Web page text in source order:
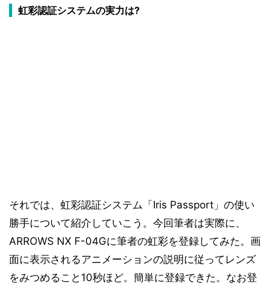
虹彩認証システムの実力は?
それでは、虹彩認証システム「Iris Passport」の使い
勝手について紹介していこう。今回筆者は実際に、
ARROWS NX F-04Gに筆者の虹彩を登録してみた。画
面に表示されるアニメーションの説明に従ってレンズ
をみつめること10秒ほど。簡単に登録できた。なお登